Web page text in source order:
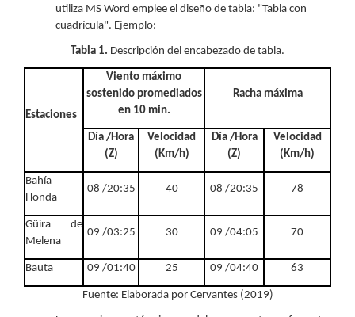
utiliza MS Word emplee el diseño de tabla: "Tabla con
cuadrícula". Ejemplo:
Tabla 1. Descripción del encabezado de tabla.
Estaciones
Viento máximo
sostenido promediados
en 10 min.
Racha máxima
Día /Hora
(Z)
Velocidad
(Km/h)
Día /Hora
(Z)
Velocidad
(Km/h)
Bahía
Honda
08 /20:35 40 08 /20:35 78
Güira de
Melena
09 /03:25 30 09 /04:05 70
Bauta 09 /01:40 25 09 /04:40 63
Fuente: Elaborada por Cervantes (2019)